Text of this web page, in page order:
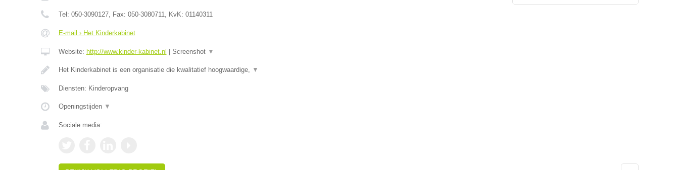
Tel: 050-3090127, Fax: 050-3080711, KvK: 01140311
E-mail › Het Kinderkabinet
Website: http://www.kinder-kabinet.nl Screenshot ▼
Het Kinderkabinet is een organisatie die kwalitatief hoogwaardige, ▼
Diensten: Kinderopvang
Openingstijden ▼
Sociale media: